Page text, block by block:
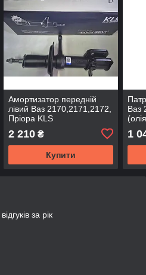
Амортизатор передній
лівий Ваз 2170,2171,2172,
Пріора KLS
2 210₴
Купити
Ваз
1
за рік